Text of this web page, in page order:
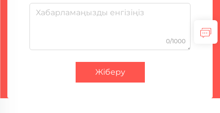
0/1000
Жіберу